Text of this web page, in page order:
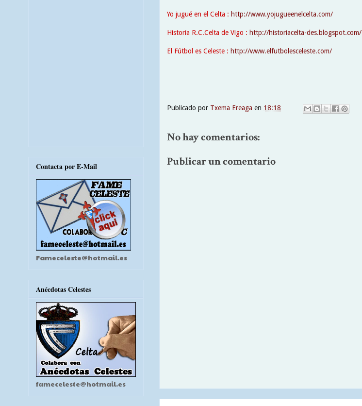
Yo jugué en el Celta : http://www.yojugueenelcelta.com/
Historia R.C.Celta de Vigo : http://historiacelta-des.blogspot.com/
El Fútbol es Celeste : http://www.elfutbolesceleste.com/
Publicado por Txema Ereaga en 18:18
No hay comentarios:
Publicar un comentario
Contacta por E-Mail
Fameceleste@hotmail.es
Anécdotas Celestes
fameceleste@hotmail.es